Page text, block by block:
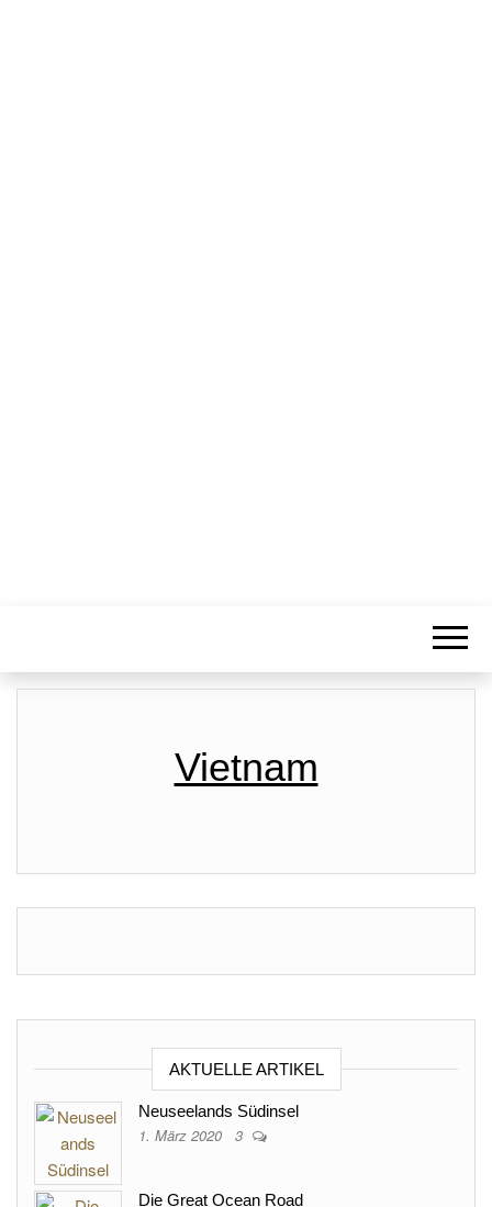
Vietnam
AKTUELLE ARTIKEL
Neuseelands Südinsel
1. März 2020 3
Die Great Ocean Road